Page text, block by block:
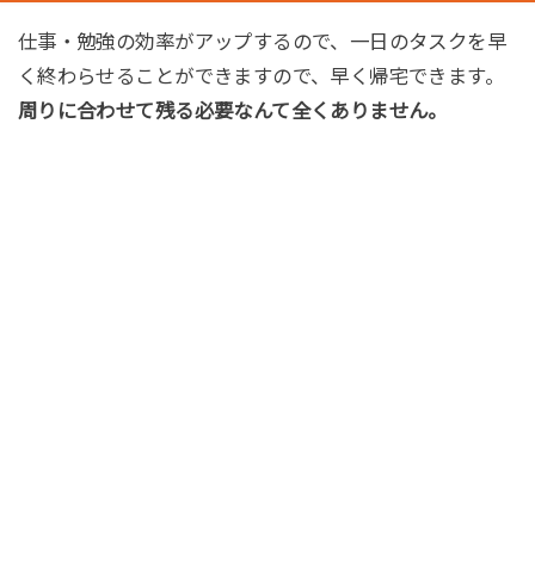
仕事・勉強の効率がアップするので、一日のタスクを早
く終わらせることができますので、早く帰宅できます。
周りに合わせて残る必要なんて全くありません。